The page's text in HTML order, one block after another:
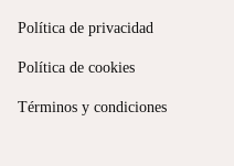
Política de privacidad
Política de cookies
Términos y condiciones